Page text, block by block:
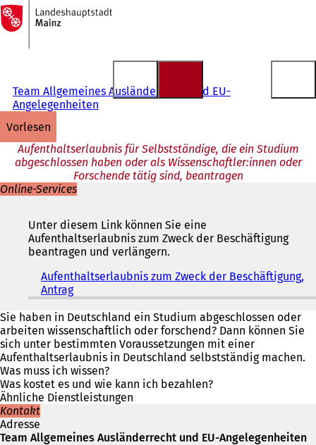
Inhalt anspringen
Zur
Startseite
Team Allgemeines Ausländerrecht und EU-
Angelegenheiten
vorlesen
Aufenthaltserlaubnis für Selbstständige, die ein Studium
abgeschlossen haben oder als Wissenschaftler:innen oder
Forschende tätig sind, beantragen
Online-Services
Unter diesem Link können Sie eine
Aufenthaltserlaubnis zum Zweck der Beschäftigung
beantragen und verlängern.
Aufenthaltserlaubnis zum Zweck der Beschäftigung,
Antrag(
Ö
f
f
n
e
t
i
n
n
Sie haben in Deutschland ein Studium abgeschlossen oder
arbeiten wissenschaftlich oder forschend? Dann können Sie
sich unter bestimmten Voraussetzungen mit einer
Aufenthaltserlaubnis in Deutschland selbstständig machen.
Was muss ich wissen?
Was kostet es und wie kann ich bezahlen?
Ähnliche Dienstleistungen
Kontakt
Adresse
Team Allgemeines Ausländerrecht und EU-Angelegenheiten